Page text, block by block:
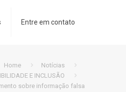
Entre em contato
Home
Notícias
E INCLUSÃO
sobre informação falsa